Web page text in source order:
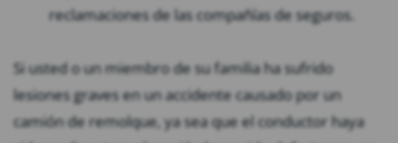
reclamaciones de las compañías de seguros.
Si usted o un miembro de su familia ha sufrido
lesiones graves en un accidente causado por un
camión de remolque, ya sea que el conductor haya